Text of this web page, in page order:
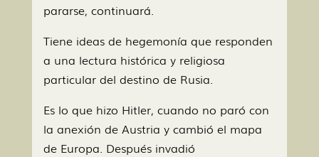
pararse, continuará.
Tiene ideas de hegemonía que responden
a una lectura histórica y religiosa
particular del destino de Rusia.
Es lo que hizo Hitler, cuando no paró con
la anexión de Austria y cambió el mapa
de Europa. Después invadió